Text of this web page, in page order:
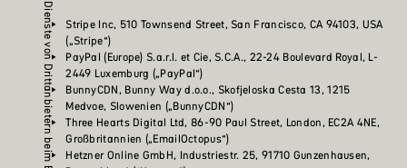
Stripe Inc, 510 Townsend Street, San Francisco, CA 94103, USA
(„Stripe“)
PayPal (Europe) S.a.r.l. et Cie, S.C.A., 22-24 Boulevard Royal, L-
2449 Luxemburg („PayPal“)
BunnyCDN, Bunny Way d.o.o., Skofjeloska Cesta 13, 1215
Medvoe, Slowenien („BunnyCDN“)
Three Hearts Digital Ltd, 86-90 Paul Street, London, EC2A 4NE,
Großbritannien („EmailOctopus“)
Hetzner Online GmbH, Industriestr. 25, 91710 Gunzenhausen,